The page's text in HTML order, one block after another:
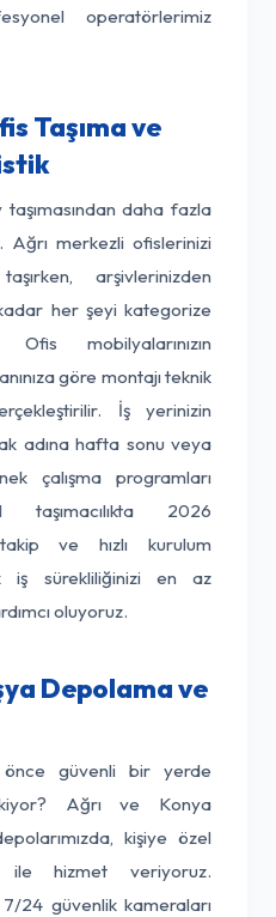
operatörlerimiz
Taşıma ve
taşımasından daha fazla
Ağrı merkezli ofislerinizi
arşivlerinizden
her şeyi kategorize
mobilyalarınızın
göre montajı teknik
İş yerinizin
adına hafta sonu veya
çalışma programları
taşımacılıkta 2026
ve hızlı kurulum
iş sürekliliğinizi en az
oluyoruz.
Depolama ve
önce güvenli bir yerde
Ağrı ve Konya
kişiye özel
hizmet veriyoruz.
24 güvenlik kameraları